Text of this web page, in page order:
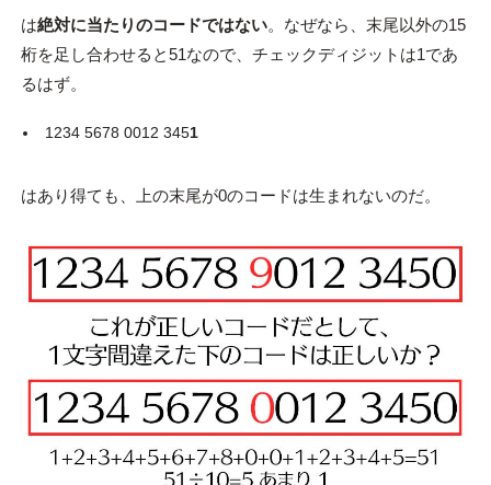
は絶対に当たりのコードではない。なぜなら、末尾以外の15
桁を足し合わせると51なので、チェックディジットは1であ
るはず。
1234 5678 0012 3451
はあり得ても、上の末尾が0のコードは生まれないのだ。